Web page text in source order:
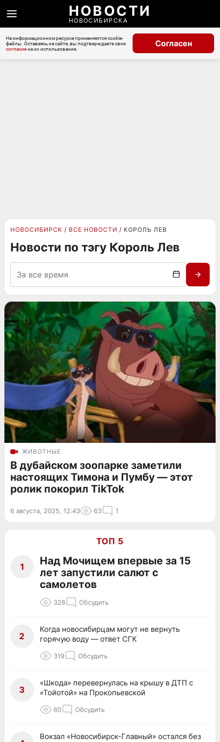
НОВОСТИ
НОВОСИБИРСКА
На информационном ресурсе применяются cookie-
файлы. Оставаясь на сайте, вы подтверждаете свое
согласиена их использование.
Согласен
НОВОСИБИРСК ВСЕ НОВОСТИ КОРОЛЬ ЛЕВ
Новости по тэгу Король Лев
ЖИВОТНЫЕ
В дубайском зоопарке заметили
настоящих Тимона и Пумбу — этот
ролик покорил TikTok
6 августа, 2025, 12:43 63 1
ТОП 5
1
Над Мочищем впервые за 15
лет запустили салют с
самолетов
328 Обсудить
2
Когда новосибирцам могут не вернуть
горячую воду — ответ СГК
319 Обсудить
3
«Шкода» перевернулась на крышу в ДТП с
«Тойотой» на Прокопьевской
60 Обсудить
Вокзал «Новосибирск-Главный» остался без